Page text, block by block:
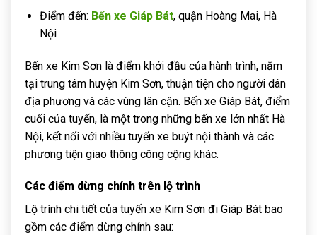
Điểm đến: Bến xe Giáp Bát, quận Hoàng Mai, Hà
Nội
Bến xe Kim Sơn là điểm khởi đầu của hành trình, nằm
tại trung tâm huyện Kim Sơn, thuận tiện cho người dân
địa phương và các vùng lân cận. Bến xe Giáp Bát, điểm
cuối của tuyến, là một trong những bến xe lớn nhất Hà
Nội, kết nối với nhiều tuyến xe buýt nội thành và các
phương tiện giao thông công cộng khác.
Các điểm dừng chính trên lộ trình
Lộ trình chi tiết của tuyến xe Kim Sơn đi Giáp Bát bao
gồm các điểm dừng chính sau: